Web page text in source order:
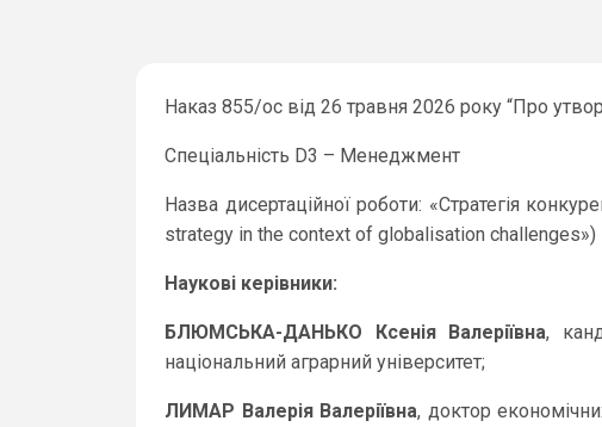
Наказ 855/ос від 26 травня 2026 року “Про
Спеціальність D3 – Менеджмент
Назва дисертаційної роботи: «Стратегія
strategy in the context of globalisation challenges»)
Наукові керівники:
БЛЮМСЬКА-ДАНЬКО Ксенія Валеріївна,
національний аграрний університет;
ЛИМАР Валерія Валеріївна, доктор